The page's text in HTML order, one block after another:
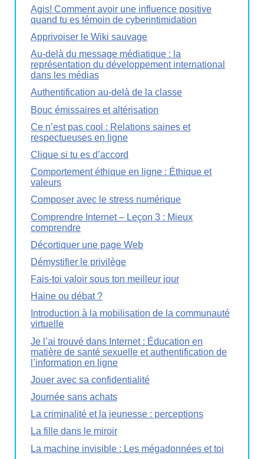
Agis! Comment avoir une influence positive
quand tu es témoin de cyberintimidation
Apprivoiser le Wiki sauvage
Au-delà du message médiatique : la
représentation du développement international
dans les médias
Authentification au-delà de la classe
Bouc émissaires et altérisation
Ce n’est pas cool : Relations saines et
respectueuses en ligne
Clique si tu es d’accord
Comportement éthique en ligne : Éthique et
valeurs
Composer avec le stress numérique
Comprendre Internet – Leçon 3 : Mieux
comprendre
Décortiquer une page Web
Démystifier le privilège
Fais-toi valoir sous ton meilleur jour
Haine ou débat ?
Introduction à la mobilisation de la communauté
virtuelle
Je l’ai trouvé dans Internet : Éducation en
matière de santé sexuelle et authentification de
l’information en ligne
Jouer avec sa confidentialité
Journée sans achats
La criminalité et la jeunesse : perceptions
La fille dans le miroir
La machine invisible : Les mégadonnées et toi